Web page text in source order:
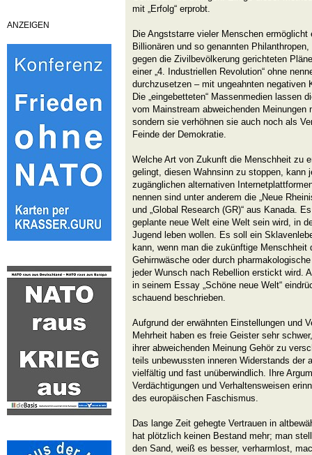
ANZEIGEN
mit „Erfolg“ erprobt.
Die Angststarre vieler Menschen
Billionären und so genannten
gegen die Zivilbevölkerung gerichteten
einer „4. Industriellen Revolution“ ohne
durchzusetzen – mit ungeahnten negativen
Die „eingebetteten“ Massenmedien lassen
vom Mainstream abweichenden
sondern sie verhöhnen sie auch noch als
Feinde der Demokratie.
Welche Art von Zukunft die Menschheit zu
gelingt, diesen Wahnsinn zu stoppen, kann
zugänglichen alternativen
nennen sind unter anderem die „Neue
und „Global Research (GR)“ aus Kanada.
geplante neue Welt eine Welt sein wird, in
Jugend leben wollen. Es soll ein
kann, wenn man die zukünftige Menschheit
Gehirnwäsche oder durch
jeder Wunsch nach Rebellion erstickt wird.
in seinem Essay „Schöne neue Welt“
schauend beschrieben.
Aufgrund der erwähnten Einstellungen und
Mehrheit haben es freie Geister sehr
ihrer abweichenden Meinung Gehör zu
teils unbewussten inneren Widerstands der
vielfältig und fast unüberwindlich. Ihre
Verdächtigungen und Verhaltensweisen
des europäischen Faschismus.
Das lange Zeit gehegte Vertrauen in
hat plötzlich keinen Bestand mehr; man
den Sand, weiß es besser, verharmlost,